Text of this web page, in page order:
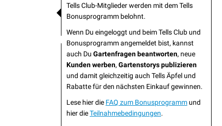
Tells Club-Mitglieder werden mit dem Tells
Bonusprogramm belohnt.
Wenn Du eingeloggt und beim Tells Club und
Bonusprogramm angemeldet bist, kannst
auch Du Gartenfragen beantworten, neue
Kunden werben, Gartenstorys publizieren
und damit gleichzeitig auch Tells Äpfel und
Rabatte für den nächsten Einkauf gewinnen.
Lese hier die FAQ zum Bonusprogramm und
hier dieTeilnahmebedingungen.